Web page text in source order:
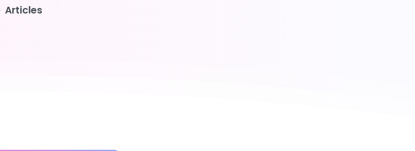
Articles